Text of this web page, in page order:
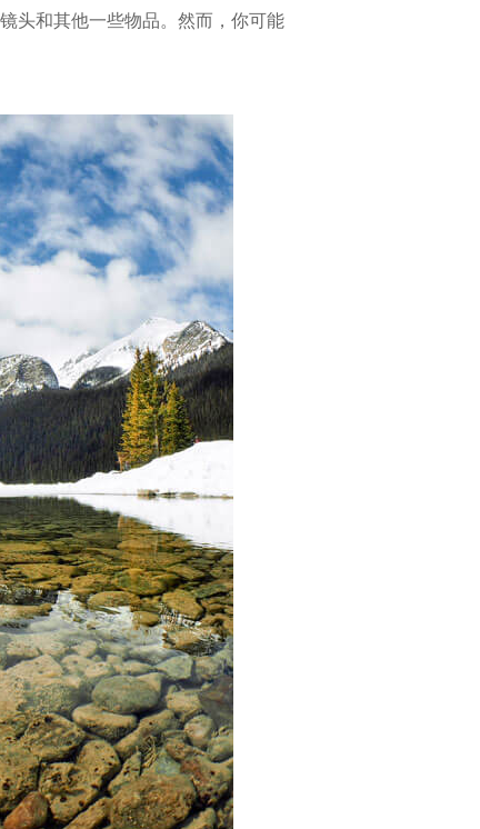
头和其他一些物品。然而，你可能